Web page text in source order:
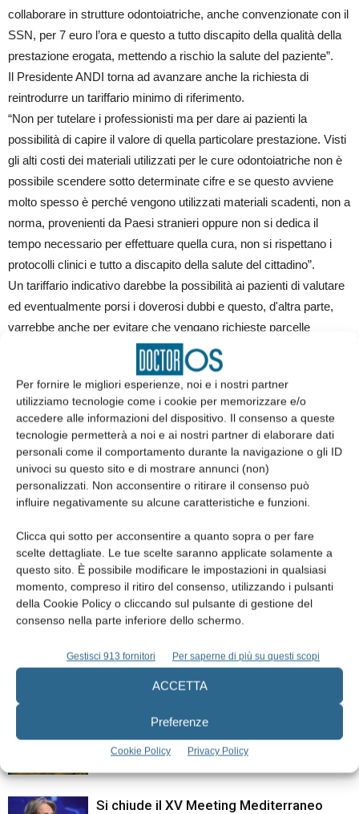
Per fornire le migliori esperienze, noi e i nostri partner
utilizziamo tecnologie come i cookie per memorizzare e/o
accedere alle informazioni del dispositivo. Il consenso a queste
tecnologie permetterà a noi e ai nostri partner di elaborare dati
personali come il comportamento durante la navigazione o gli ID
univoci su questo sito e di mostrare annunci (non)
personalizzati. Non acconsentire o ritirare il consenso può
influire negativamente su alcune caratteristiche e funzioni.
Clicca qui sotto per acconsentire a quanto sopra o per fare
scelte dettagliate. Le tue scelte saranno applicate solamente a
questo sito. È possibile modificare le impostazioni in qualsiasi
momento, compreso il ritiro del consenso, utilizzando i pulsanti
della Cookie Policy o cliccando sul pulsante di gestione del
consenso nella parte inferiore dello schermo.
Gestisci 913 fornitori Per saperne di più su questi scopi
ACCETTA
Preferenze
Cookie Policy Privacy Policy
collaborare in strutture odontoiatriche, anche convenzionate con il
SSN, per 7 euro l’ora e questo a tutto discapito della qualità della
prestazione erogata, mettendo a rischio la salute del paziente”.
Il Presidente ANDI torna ad avanzare anche la richiesta di
reintrodurre un tariffario minimo di riferimento.
“Non per tutelare i professionisti ma per dare ai pazienti la
possibilità di capire il valore di quella particolare prestazione. Visti
gli alti costi dei materiali utilizzati per le cure odontoiatriche non è
possibile scendere sotto determinate cifre e se questo avviene
molto spesso è perché vengono utilizzati materiali scadenti, non a
norma, provenienti da Paesi stranieri oppure non si dedica il
tempo necessario per effettuare quella cura, non si rispettano i
protocolli clinici e tutto a discapito della salute del cittadino”.
Un tariffario indicativo darebbe la possibilità ai pazienti di valutare
ed eventualmente porsi i doverosi dubbi e questo, d'altra parte,
varrebbe anche per evitare che vengano richieste parcelle
esorbitanti, come purtroppo qualche volta accade, sottolinea
Articolo precedente
Saldatrice endorale di Mondani.
Principali applicazioni pratiche
Articolo successivo
17th PREMIUM DAY –
International Congress on
Implant Prosthodontics
ARTICOLI CORRELATI
ALTRI ARTICOLI DALLO STESSO AUTORE
Closed meeting SIdCO sulla gestione
delle lesioni osteolitiche delle ossa
Si chiude il XV Meeting Mediterraneo